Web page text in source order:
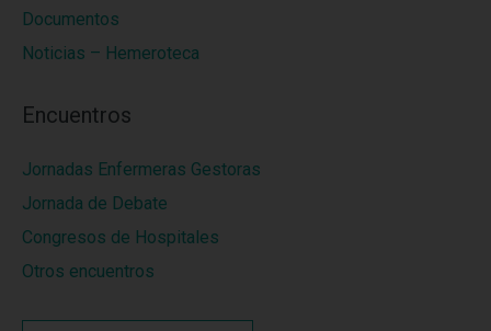
Documentos
Noticias – Hemeroteca
Encuentros
Jornadas Enfermeras Gestoras
Jornada de Debate
Congresos de Hospitales
Otros encuentros